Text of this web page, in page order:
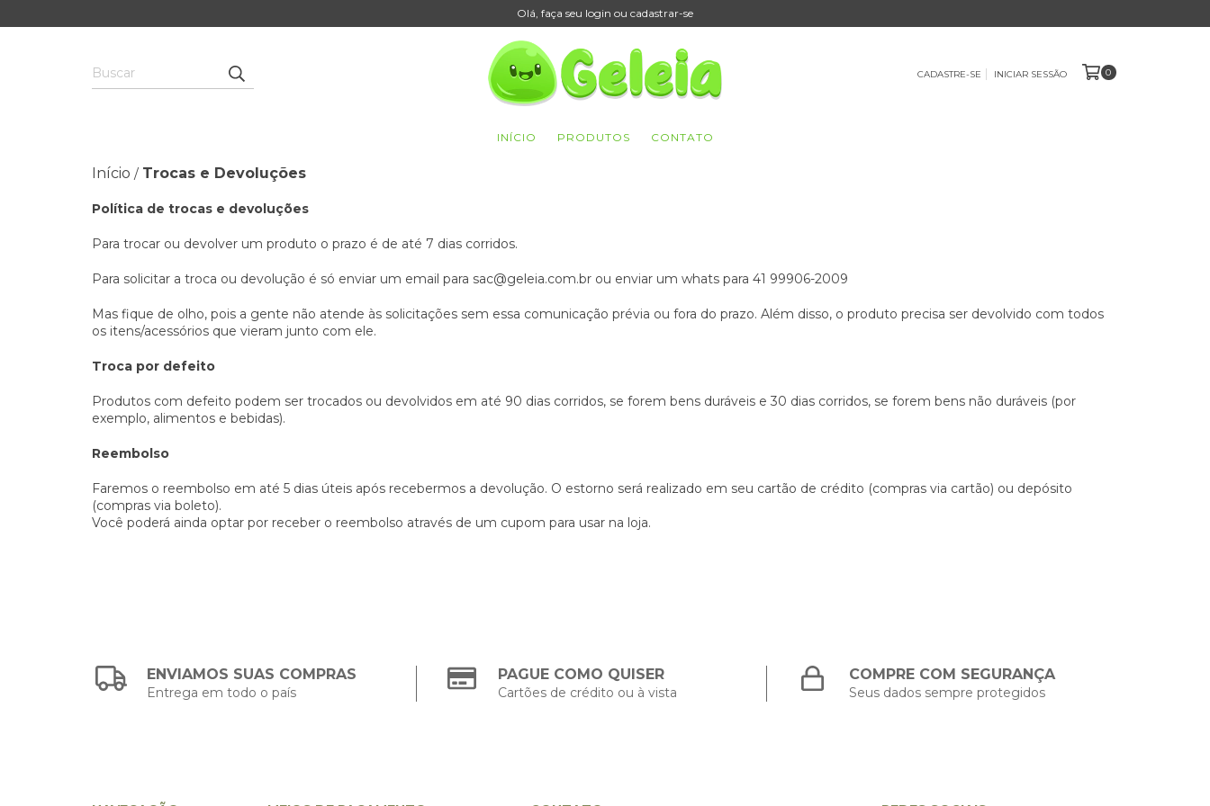
Olá, faça seu login ou cadastrar-se
CADASTRE-SE INICIAR SESSÃO 0
INÍCIO PRODUTOS CONTATO
Início / Trocas e Devoluções
Política de trocas e devoluções
Para trocar ou devolver um produto o prazo é de até 7 dias corridos.
Para solicitar a troca ou devolução é só enviar um email para sac@geleia.com.br ou enviar um whats para 41 99906-2009
Mas fique de olho, pois a gente não atende às solicitações sem essa comunicação prévia ou fora do prazo. Além disso, o produto precisa ser devolvido com todos
os itens/acessórios que vieram junto com ele.
Troca por defeito
Produtos com defeito podem ser trocados ou devolvidos em até 90 dias corridos, se forem bens duráveis e 30 dias corridos, se forem bens não duráveis (por
exemplo, alimentos e bebidas).
Reembolso
Faremos o reembolso em até 5 dias úteis após recebermos a devolução. O estorno será realizado em seu cartão de crédito (compras via cartão) ou depósito
(compras via boleto).
Você poderá ainda optar por receber o reembolso através de um cupom para usar na loja.
ENVIAMOS SUAS COMPRAS
Entrega em todo o país
PAGUE COMO QUISER
Cartões de crédito ou à vista
COMPRE COM SEGURANÇA
Seus dados sempre protegidos